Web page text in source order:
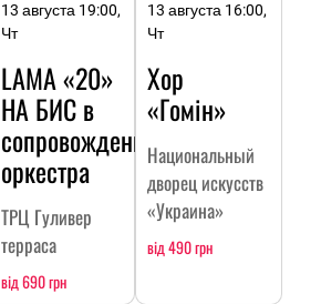
13 августа 19:00,
Чт
LAMA «20»
НА БИC в
сопровождении
оркестра
ТРЦ Гуливер
терраса
від 690 грн
13 августа 16:00,
Чт
Хор
«Гомін»
Национальный
дворец искусств
«Украина»
від 490 грн